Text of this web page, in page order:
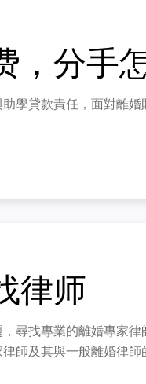
，分手
學貸款責任，面對離
律师
尋找專業的離婚專家律
師及其與一般離婚律師